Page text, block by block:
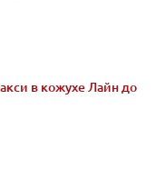
в кожухе Лайн до